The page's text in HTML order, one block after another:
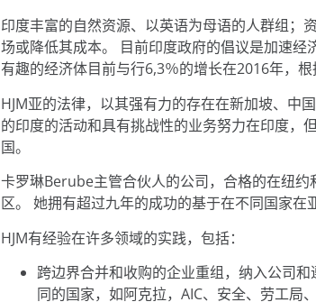
印度丰富的自然资源、以英语为母语的人群组；
场或降低其成本。 目前印度政府的倡议是加速
有趣的经济体目前与行6,3％的增长在2016年，
HJM亚的法律，以其强有力的存在在新加坡、中
的印度的活动和具有挑战性的业务努力在印度，
国。
卡罗琳Berube主管合伙人的公司，合格的在纽
区。 她拥有超过九年的成功的基于在不同国家在
HJM有经验在许多领域的实践，包括：
跨边界合并和收购的企业重组，纳入公司
同的国家，如阿克拉，AIC、安全、劳工局